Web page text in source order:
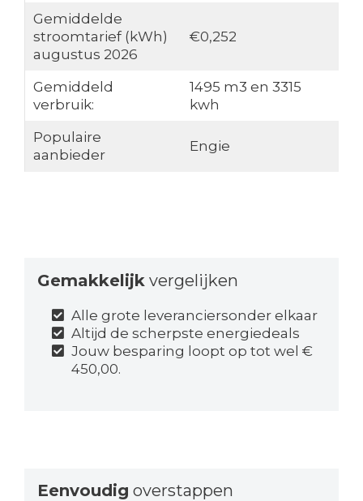
Gemiddelde
stroomtarief (kWh)
augustus 2026
€0,252
Gemiddeld
verbruik:
1495 m3 en 3315
kwh
Populaire
aanbieder
Engie
Gemakkelijk vergelijken
Alle grote leveranciersonder elkaar
Altijd de scherpste energiedeals
Jouw besparing loopt op tot wel €
450,00.
Eenvoudig overstappen